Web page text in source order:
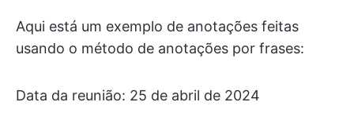
Aqui está um exemplo de anotações feitas
usando o método de anotações por frases:
Data da reunião: 25 de abril de 2024